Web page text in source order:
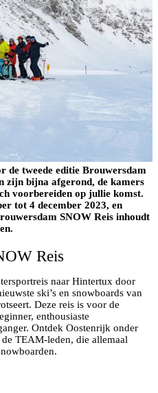
de tweede editie Brouwersdam
zijn bijna afgerond, de kamers
voorbereiden op jullie komst.
tot 4 december 2023, en
SNOW Reis inhoudt
Reis
naar Hintertux door
ski’s en snowboards van
Deze reis is voor de
enthousiaste
Ontdek Oostenrijk onder
TEAM-leden, die allemaal